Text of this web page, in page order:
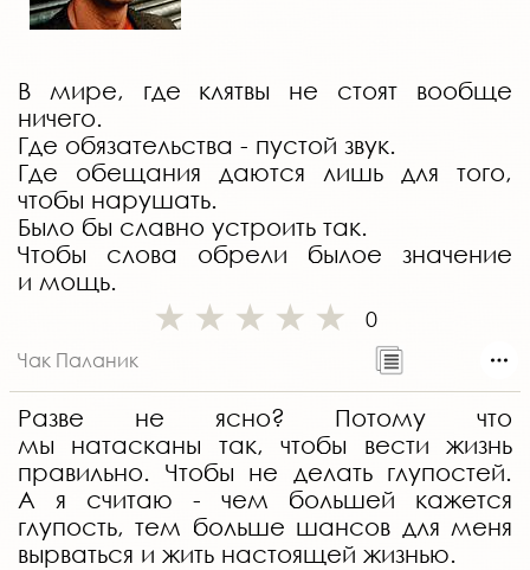
В мире, где клятвы не стоят вообще
ничего.
Где обязательства - пустой звук.
Где обещания даются лишь для того,
чтобы нарушать.
Было бы славно устроить так.
Чтобы слова обрели былое значение
и мощь.
0
Чак Паланик
Разве не ясно? Потому что
мы натасканы так, чтобы вести жизнь
правильно. Чтобы не делать глупостей.
А я считаю - чем большей кажется
глупость, тем больше шансов для меня
вырваться и жить настоящей жизнью.